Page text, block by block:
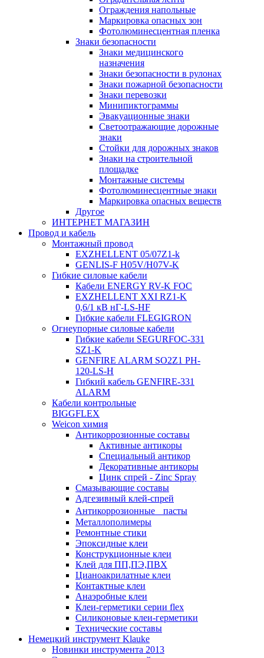
Ограждения напольные
Маркировка опасных зон
Фотолюминесцентная пленка
Знаки безопасности
Знаки медицинского
назначения
Знаки безопасности в рулонах
Знаки пожарной безопасности
Знаки перевозки
Минипиктограммы
Эвакуационные знаки
Светоотражающие дорожные
знаки
Стойки для дорожных знаков
Знаки на строительной
площадке
Монтажные системы
Фотолюминесцентные знаки
Маркировка опасных веществ
Другое
ИНТЕРНЕТ МАГАЗИН
Провод и кабель
Монтажный провод
EXZHELLENT 05/07Z1-k
GENLIS-F Н05V/H07V-K
Гибкие силовые кабели
Кабели ENERGY RV-K FOC
EXZHELLENT XXI RZ1-K
0,6/1 кВ нГ-LS-HF
Гибкие кабели FLEGIGRON
Огнеупорные силовые кабели
Гибкие кабели SEGURFOC-331
SZ1-K
GENFIRE ALARM SO2Z1 PH-
120-LS-H
Гибкий кабель GENFIRE-331
ALARM
Кабели контрольные
BIGGFLEX
Weicon химия
Антикоррозионные составы
Активные антикоры
Специальный антикор
Декоративные антикоры
Цинк спрей - Zinc Spray
Смазывающие составы
Адгезивный клей-спрей
Антикоррозионные пасты
Металлополимеры
Ремонтные стики
Эпоксидные клеи
Конструкционные клеи
Клей для ПП,ПЭ,ПВХ
Цианоакрилатные клеи
Контактные клеи
Анаэробные клеи
Клеи-герметики серии flex
Силиконовые клеи-герметики
Технические составы
Немецкий инструмент Klauke
Новинки инструмента 2013